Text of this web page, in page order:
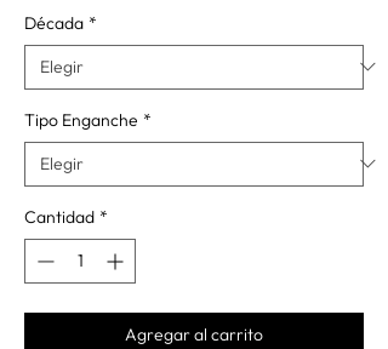
Década *
Tipo Enganche *
Cantidad *
Agregar al carrito